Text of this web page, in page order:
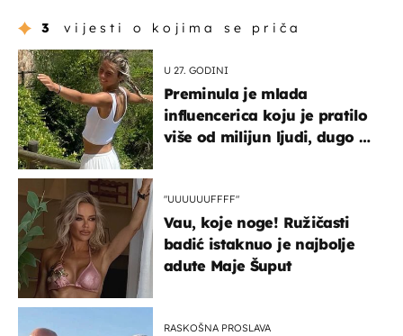
3 vijesti o kojima se priča
U 27. GODINI
Preminula je mlada
influencerica koju je pratilo
više od milijun ljudi, dugo se
"UUUUUUFFFF"
Vau, koje noge! Ružičasti
badić istaknuo je najbolje
adute Maje Šuput
RASKOŠNA PROSLAVA